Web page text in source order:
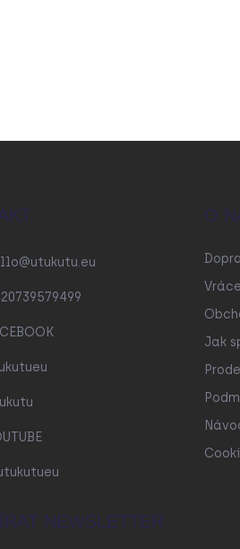
@utukutu.eu
O
Jak
NEWSLETTER